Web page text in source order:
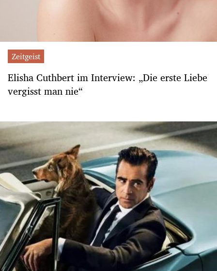
Zeitgeist
Elisha Cuthbert im Interview: „Die erste Liebe
vergisst man nie“